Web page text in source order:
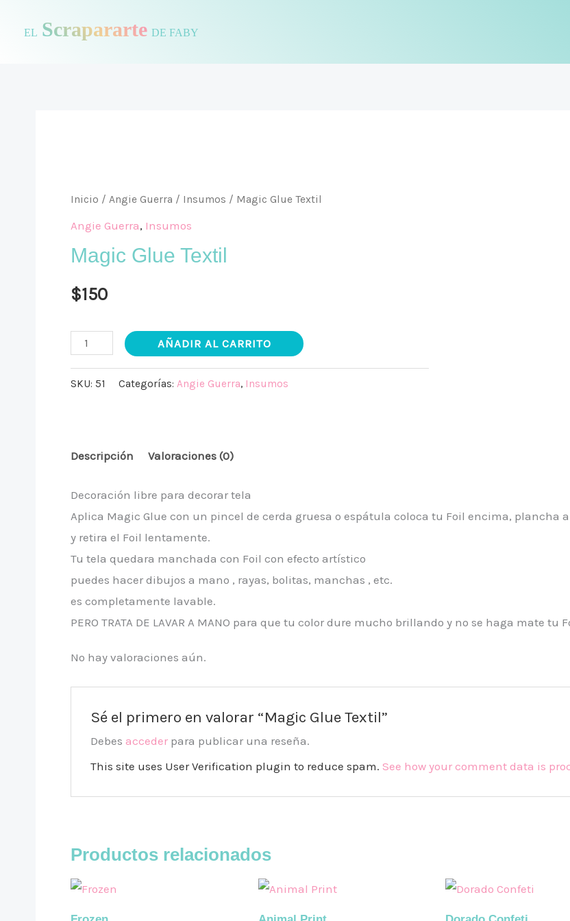
EL Scrapararte DE FABY
Inicio / Angie Guerra / Insumos / Magic Glue Textil
Angie Guerra, Insumos
Magic Glue Textil
$150
Textil
AÑADIR AL CARRITO
SKU: 51 Categorías: Angie Guerra, Insumos
Descripción Valoraciones (0)
Decoración libre para decorar tela
Aplica Magic Glue con un pincel de cerda gruesa o espátula coloca tu Foil encima, plancha
y retira el Foil lentamente.
Tu tela quedara manchada con Foil con efecto artístico
puedes hacer dibujos a mano , rayas, bolitas, manchas , etc.
es completamente lavable.
PERO TRATA DE LAVAR A MANO para que tu color dure mucho brillando y no se haga mate tu
No hay valoraciones aún.
Sé el primero en valorar “Magic Glue Textil”
Debesacceder para publicar una reseña.
This site uses User Verification plugin to reduce spam.See how your comment data is
Productos relacionados